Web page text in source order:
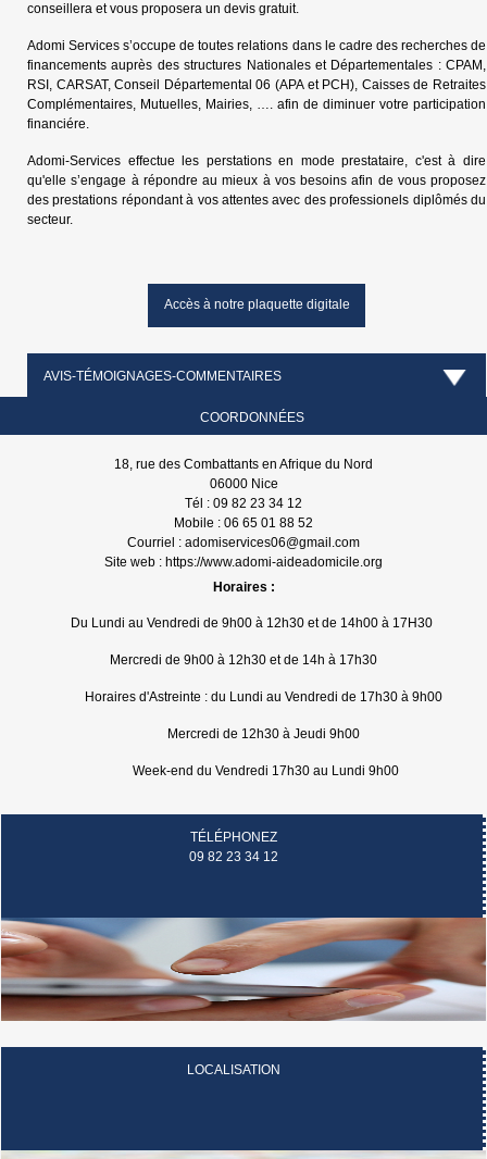
conseillera et vous proposera un devis gratuit.
Adomi Services s’occupe de toutes relations dans le cadre des recherches de
financements auprès des structures Nationales et Départementales : CPAM,
RSI, CARSAT, Conseil Départemental 06 (APA et PCH), Caisses de Retraites
Complémentaires, Mutuelles, Mairies, …. afin de diminuer votre participation
financiére.
Adomi-Services effectue les perstations en mode prestataire, c'est à dire
qu'elle s’engage à répondre au mieux à vos besoins afin de vous proposez
des prestations répondant à vos attentes avec des professionels diplômés du
secteur.
Accès à notre plaquette digitale
AVIS-TÉMOIGNAGES-COMMENTAIRES
COORDONNÉES
18, rue des Combattants en Afrique du Nord
06000 Nice
Tél : 09 82 23 34 12
Mobile : 06 65 01 88 52
Courriel : adomiservices06@gmail.com
Site web : https://www.adomi-aideadomicile.org
Horaires :
Du Lundi au Vendredi de 9h00 à 12h30 et de 14h00 à 17H30
Mercredi de 9h00 à 12h30 et de 14h à 17h30
Horaires d'Astreinte : du Lundi au Vendredi de 17h30 à 9h00
Mercredi de 12h30 à Jeudi 9h00
Week-end du Vendredi 17h30 au Lundi 9h00
TÉLÉPHONEZ
09 82 23 34 12
LOCALISATION